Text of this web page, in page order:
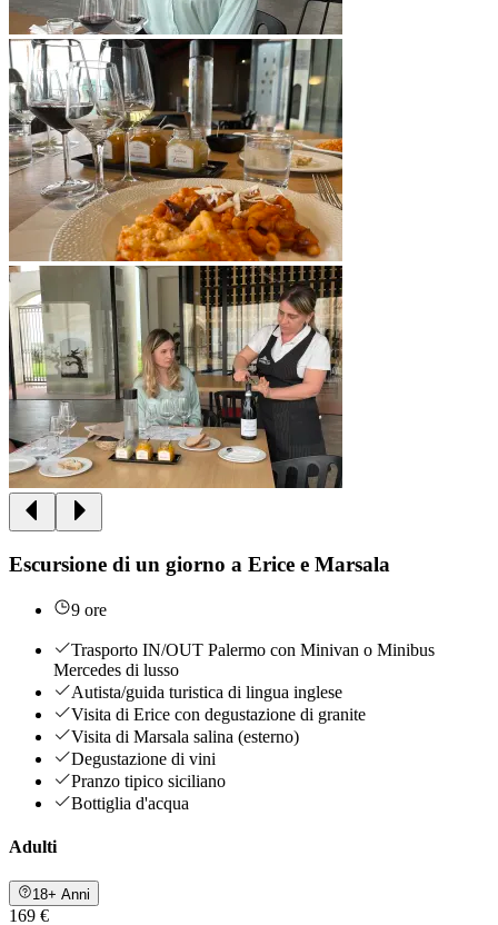
Escursione di un giorno a Erice e Marsala
9 ore
Trasporto IN/OUT Palermo con Minivan o Minibus
Mercedes di lusso
Autista/guida turistica di lingua inglese
Visita di Erice con degustazione di granite
Visita di Marsala salina (esterno)
Degustazione di vini
Pranzo tipico siciliano
Bottiglia d'acqua
Adulti
18+ Anni
169 €